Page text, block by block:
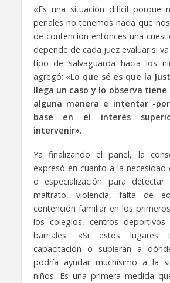
«Es una situación difícil porque
penales no tenemos nada que
de contención entonces una
depende de cada juez evaluar si
tipo de salvaguarda hacia los
agregó: «Lo que sé es que la
llega un caso y lo observa
alguna manera e intentar -
base en el interés
intervenir».
Ya finalizando el panel, la
expresó en cuanto a la necesidad
o especialización para detectar
maltrato, violencia, falta de
contención familiar en los
los colegios, centros deportivos
barriales. «Si estos lugares
capacitación o supieran a
podría ayudar muchísimo a la
niños. Es una primera medida